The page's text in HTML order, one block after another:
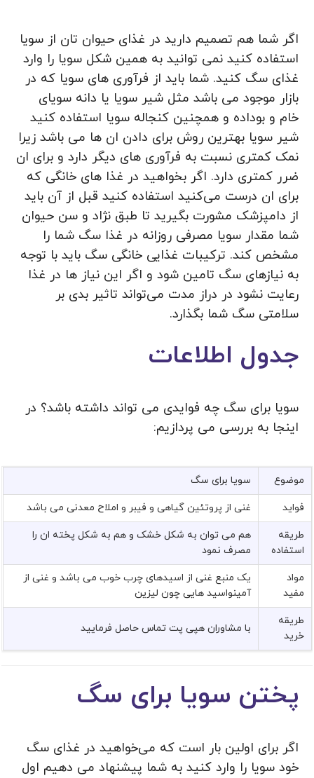
اگر شما هم تصمیم دارید در غذای حیوان تان از سویا
استفاده کنید نمی توانید به همین شکل سویا را وارد
غذای سگ کنید. شما باید از فرآوری های سویا که در
بازار موجود می باشد مثل شیر سویا یا دانه سویای
خام و بوداده و همچنین کنجاله سویا استفاده کنید
شیر سویا بهترین روش برای دادن ان ها می باشد زیرا
نمک کمتری نسبت به فرآوری های دیگر دارد و برای ان
ضرر کمتری دارد. اگر بخواهید در غذا های خانگی که
برای ان درست می‌کنید استفاده کنید قبل از آن باید
از دامپزشک مشورت بگیرید تا طبق نژاد و سن حیوان
شما مقدار سویا مصرفی روزانه در غذا سگ شما را
مشخص کند. ترکیبات غذایی خانگی سگ باید با توجه
به نیازهای سگ تامین شود و اگر این نیاز ها در غذا
رعایت نشود در دراز مدت می‌تواند تاثیر بدی بر
سلامتی سگ شما بگذارد.
جدول اطلاعات
سویا برای سگ چه فوایدی می تواند داشته باشد؟ در
اینجا به بررسی می پردازیم:
موضوع سویا برای سگ
فواید غنی از پروتئین گیاهی و فیبر و املاح معدنی می باشد
طریقه
استفاده
هم می توان به شکل خشک و هم به شکل پخته ان را
مصرف نمود
مواد
مفید
یک منبع غنی از اسیدهای چرب خوب می باشد و غنی از
آمینواسید هایی چون لیزین
طریقه
خرید
با مشاوران هپی پت تماس حاصل فرمایید
پختن سویا برای سگ
اگر برای اولین بار است که می‌خواهید در غذای سگ
خود سویا را وارد کنید به شما پیشنهاد می دهیم اول